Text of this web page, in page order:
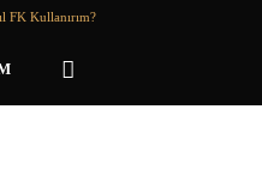
FK Kullanırım?